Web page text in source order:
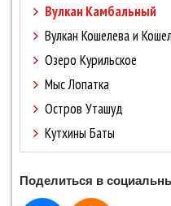
Вулкан Камбальный
Вулкан Кошелева и
Озеро Курильское
Мыс Лопатка
Остров Уташуд
Кутхины Баты
Поделиться в